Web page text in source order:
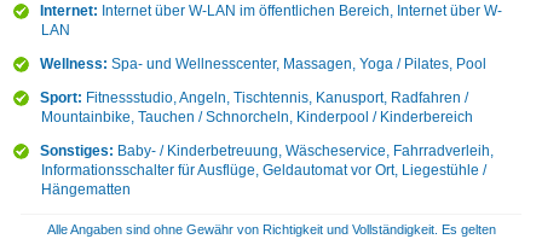
Internet: Internet über W-LAN im öffentlichen Bereich, Internet über W-
LAN
Wellness: Spa- und Wellnesscenter, Massagen, Yoga / Pilates, Pool
Sport: Fitnessstudio, Angeln, Tischtennis, Kanusport, Radfahren /
Mountainbike, Tauchen / Schnorcheln, Kinderpool / Kinderbereich
Sonstiges: Baby- / Kinderbetreuung, Wäscheservice, Fahrradverleih,
Informationsschalter für Ausflüge, Geldautomat vor Ort, Liegestühle /
Hängematten
Alle Angaben sind ohne Gewähr von Richtigkeit und Vollständigkeit. Es gelten